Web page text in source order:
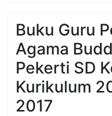
Buku Guru
Agama
Pekerti SD
Kurikulum
2017